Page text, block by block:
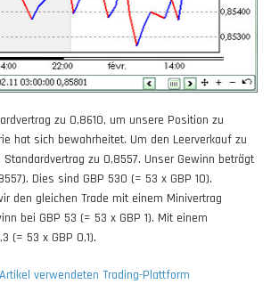
zu 0,8610, um unsere Position zu
hat sich bewahrheitet. Um den Leerverkauf zu
zu 0,8557. Unser Gewinn beträgt
Dies sind GBP 530 (= 53 x GBP 10).
den gleichen Trade mit einem Minivertrag
bei GBP 53 (= 53 x GBP 1). Mit einem
(= 53 x GBP 0,1).
verwendeten Trading-Plattform